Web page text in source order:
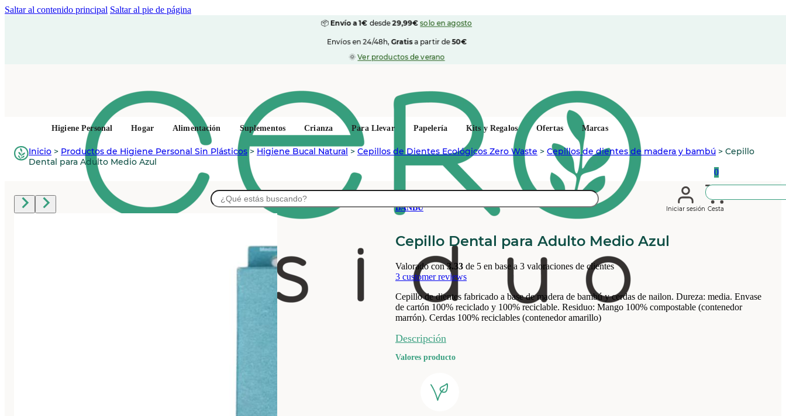
Saltar al contenido principal Saltar al pie de página
📦Envío a 1€ desde29,99€ solo en agosto
Envíos en 24/48h,Gratisa partir de50€
🌞Ver productos de verano
Buscar
Iniciar sesión
0
Cesta
Higiene Personal Hogar Alimentación Suplementos Crianza Para Llevar Papelería Kits y Regalos Ofertas Marcas
Inicio > Productos de Higiene Personal Sin Plásticos> Higiene Bucal Natural > Cepillos de Dientes Ecológicos Zero Waste > Cepillos de dientes de madera y bambú > Cepillo
Dental para Adulto Medio Azul
BANBU
Cepillo Dental para Adulto Medio Azul
Valorado con3.33 de 5 en base a 3 valoraciones de clientes
3 customer reviews
Cepillo de dientes fabricado a base de madera de bambú y cerdas de nailon. Dureza: media. Envase
de cartón 100% reciclado y 100% reciclable. Residuo: Mango 100% compostable (contenedor
marrón). Cerdas 100% reciclables (contenedor amarillo)
Descripción
Valores producto